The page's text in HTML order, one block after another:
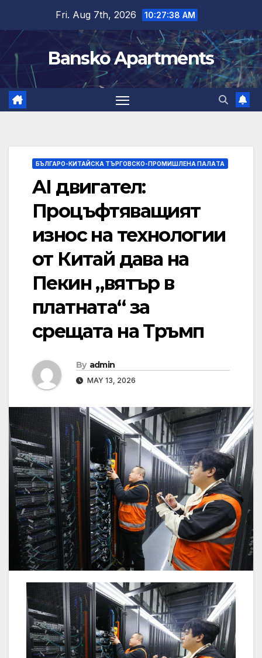
content
Fri. Aug 7th, 2026 10:27:38 AM
Bansko Apartments
БЪЛГАРО-КИТАЙСКА ТЪРГОВСКО-ПРОМИШЛЕНА ПАЛAТА
AI двигател:
Процъфтяващият
износ на технологии
от Китай дава на
Пекин „вятър в
платната“ за
срещата на Тръмп
By admin
MAY 13, 2026